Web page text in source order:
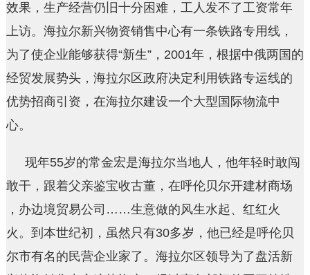
效果，生产经营仍旧十分困难，工人发不了工资常年
上访。海拉尔新兴物资销售中心有一条铁路专用线，
为了使企业能够获得“新生”，2001年，根据中俄两国的
经贸发展势头，海拉尔区政府决定利用铁路专运线的
优势招商引资，在海拉尔建设一个大型国际物流中
心。
现年55岁的常金宏是海拉尔当地人，他年轻时敢闯
敢干，跟着父亲鉴宝收古董，在呼伦贝尔开建材商场
，办边境贸易公司……生意做的风生水起、红红火
火。到本世纪初，虽然只有30多岁，他已经是呼伦贝
尔市有名的民营企业家了。海拉尔区领导为了盘活新